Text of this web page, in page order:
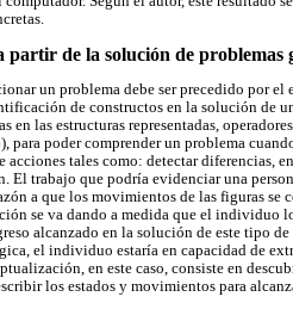
partir de la solución de problemas
un problema debe ser precedido por el
de constructos en la solución de
en las estructuras representadas,
para poder comprender un problema
acciones tales como: detectar diferencias,
El trabajo que podría evidenciar una
a que los movimientos de las figuras
se va dando a medida que el individuo
alcanzado en la solución de este tipo
el individuo estaría en capacidad de
en este caso, consiste en
los estados y movimientos para